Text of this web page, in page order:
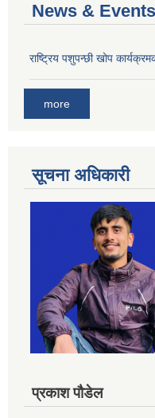
News &
राष्ट्रिय पशुपन्छी खोप
more
सूचना अधिकारी
प्रकाश पौडेल